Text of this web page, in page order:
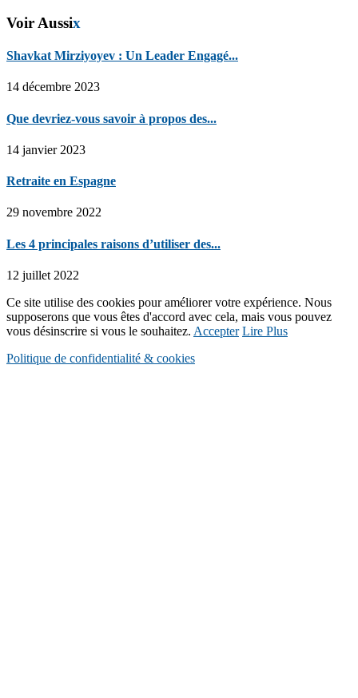
Voir Aussix
Shavkat Mirziyoyev : Un Leader Engagé...
14 décembre 2023
Que devriez-vous savoir à propos des...
14 janvier 2023
Retraite en Espagne
29 novembre 2022
Les 4 principales raisons d’utiliser des...
12 juillet 2022
Ce site utilise des cookies pour améliorer votre expérience. Nous
supposerons que vous êtes d'accord avec cela, mais vous pouvez
vous désinscrire si vous le souhaitez. Accepter Lire Plus
Politique de confidentialité & cookies